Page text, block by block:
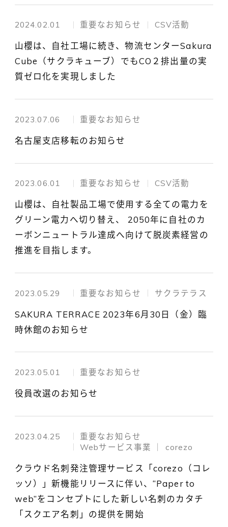
2024.02.01 重要なお知らせ CSV活動
山櫻は、自社工場に続き、物流センターSakura
Cube（サクラキューブ）でもCO２排出量の実
質ゼロ化を実現しました
2023.07.06 重要なお知らせ
名古屋支店移転のお知らせ
2023.06.01 重要なお知らせ CSV活動
山櫻は、自社製品工場で使用する全ての電力を
グリーン電力へ切り替え、 2050年に自社のカ
ーボンニュートラル達成へ向けて脱炭素経営の
推進を目指します。
2023.05.29 重要なお知らせ サクラテラス
SAKURA TERRACE 2023年6月30日（金）臨
時休館のお知らせ
2023.05.01 重要なお知らせ
役員改選のお知らせ
2023.04.25
重要なお知らせ
Webサービス事業 │ corezo
クラウド名刺発注管理サービス「corezo（コレ
ッソ）」新機能リリースに伴い、“Paper to
web”をコンセプトにした新しい名刺のカタチ
「スクエア名刺」の提供を開始